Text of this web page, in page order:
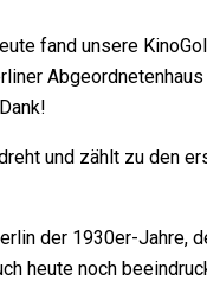
fand unsere
Abgeordnetenhaus
und zählt zu den
der 1930er-
heute noch